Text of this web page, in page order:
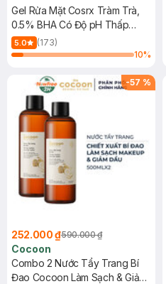
Gel Rửa Mặt Cosrx Tràm Trà,
0.5% BHA Có Độ pH Thấp
150ml
5.0
(173)
10%
-57 %
252.000 ₫590.000 ₫
Cocoon
Combo 2 Nước Tẩy Trang Bí
Đao Cocoon Làm Sạch & Giảm